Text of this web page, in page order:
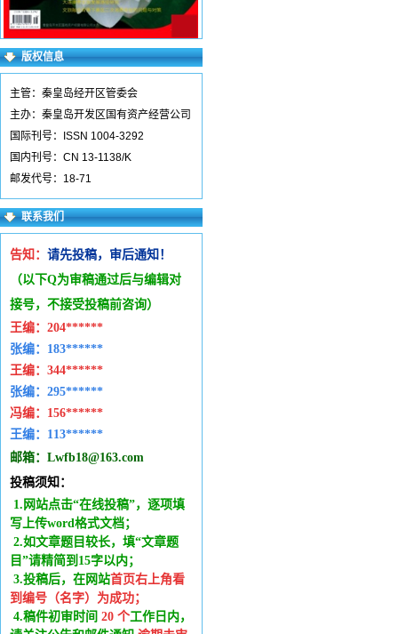
版权信息
主管：秦皇岛经开区管委会
主办：秦皇岛开发区国有资产经营公司
国际刊号：ISSN 1004-3292
国内刊号：CN 13-1138/K
邮发代号：18-71
联系我们
告知： 请先投稿，审后通知！
（以下Q为审稿通过后与编辑对
接号，不接受投稿前咨询）
王编： 204******
张编：183******
王编： 344******
张编：295******
冯编： 156******
王编： 113******
邮箱： Lwfb18@163.com
投稿须知：
1.网站点击“在线投稿”，逐项填
写上传word格式文档；
2.如文章题目较长，填“文章题
目”请精简到15字以内；
3.投稿后，在网站首页右上角看
到编号（名字）为成功；
4.稿件初审时间 20 个工作日内 ，